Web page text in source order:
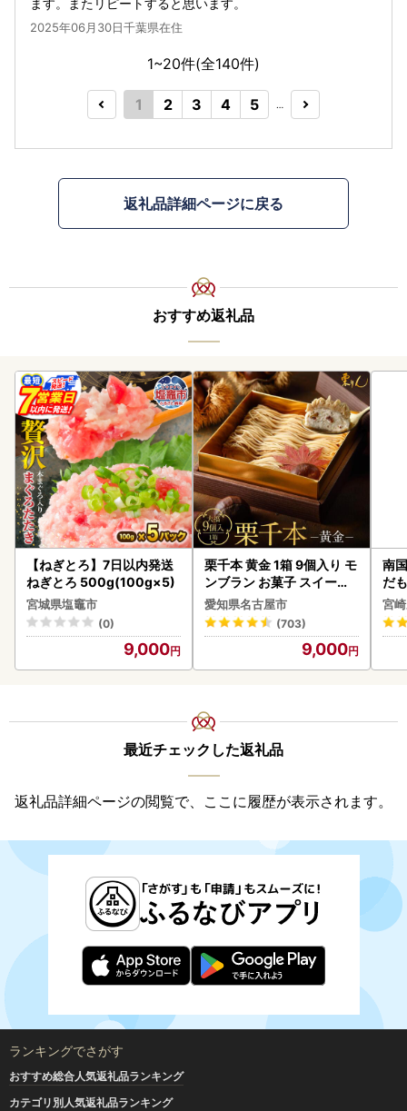
ます。またリピートすると思います。
2025年06月30日千葉県在住
1~20件(全140件)
1 2 3 4 5 …
返礼品詳細ページに戻る
おすすめ返礼品
【ねぎとろ】7日以内発送
ねぎとろ 500g(100g×5)
宮城県塩竈市
(0)
9,000
栗千本 黄金 1箱 9個入り モ
ンブラン お菓子 スイーツ
デザート モンブラン 人気
愛知県名古屋市
(703)
9,000
南
だ
ス
宮
最近チェックした返礼品
返礼品詳細ページの閲覧で、ここに履歴が表示されます。
ランキングでさがす
おすすめ総合人気返礼品ランキング
カテゴリ別人気返礼品ランキング